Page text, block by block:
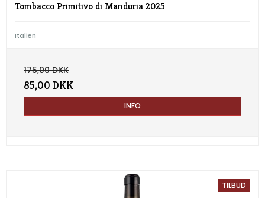
Tombacco Primitivo di Manduria 2025
Italien
175,00 DKK
85,00 DKK
INFO
TILBUD